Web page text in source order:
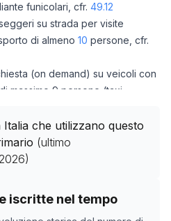
funicolari, cfr. 49.12
su strada per visite
di almeno 10 persone, cfr.
(on demand) su veicoli con
massimo 9 persone (taxi,
cfr.49.34
Italia che utilizzano questo
(ultimo
)
iscritte nel tempo
con codice ATECO